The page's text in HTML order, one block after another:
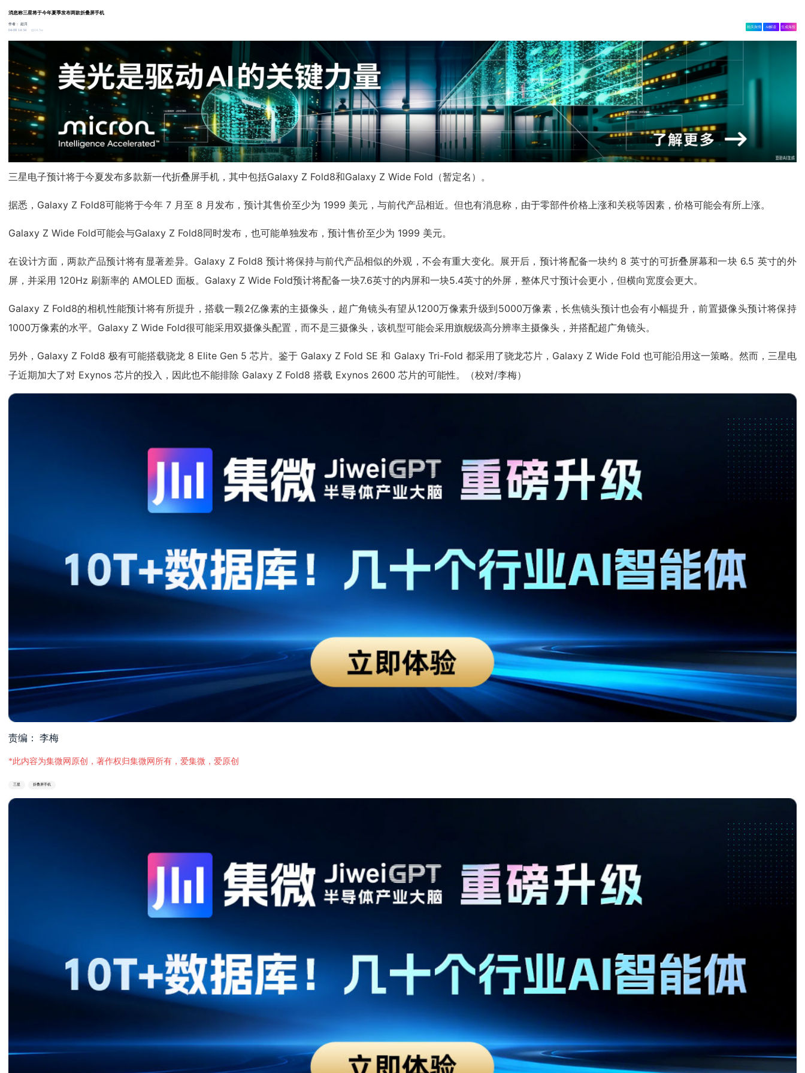
消息称三星将于今年夏季发布两款折叠屏手机
作者：赵月
04-08 14:34
14.5w
相关舆情 AI解读 生成海报
三星电子预计将于今夏发布多款新一代折叠屏手机，其中包括Galaxy Z Fold8和Galaxy Z Wide Fold（暂定名）。
据悉，Galaxy Z Fold8可能将于今年 7 月至 8 月发布，预计其售价至少为 1999 美元，与前代产品相近。但也有消息称，由于零部件价格上涨和关税等因素，价格可能会有所上涨。
Galaxy Z Wide Fold可能会与Galaxy Z Fold8同时发布，也可能单独发布，预计售价至少为 1999 美元。
在设计方面，两款产品预计将有显著差异。Galaxy Z Fold8 预计将保持与前代产品相似的外观，不会有重大变化。展开后，预计将配备一块约 8 英寸的可折叠屏幕和一块 6.5 英寸的外
屏，并采用 120Hz 刷新率的 AMOLED 面板。Galaxy Z Wide Fold预计将配备一块7.6英寸的内屏和一块5.4英寸的外屏，整体尺寸预计会更小，但横向宽度会更大。
Galaxy Z Fold8的相机性能预计将有所提升，搭载一颗2亿像素的主摄像头，超广角镜头有望从1200万像素升级到5000万像素，长焦镜头预计也会有小幅提升，前置摄像头预计将保持
1000万像素的水平。Galaxy Z Wide Fold很可能采用双摄像头配置，而不是三摄像头，该机型可能会采用旗舰级高分辨率主摄像头，并搭配超广角镜头。
另外，Galaxy Z Fold8 极有可能搭载骁龙 8 Elite Gen 5 芯片。鉴于 Galaxy Z Fold SE 和 Galaxy Tri-Fold 都采用了骁龙芯片，Galaxy Z Wide Fold 也可能沿用这一策略。然而，三星电
子近期加大了对 Exynos 芯片的投入，因此也不能排除 Galaxy Z Fold8 搭载 Exynos 2600 芯片的可能性。（校对/李梅）
责编： 李梅
*此内容为集微网原创，著作权归集微网所有，爱集微，爱原创
三星 折叠屏手机